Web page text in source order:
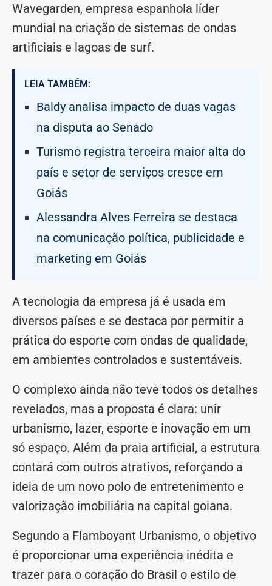
Wavegarden, empresa espanhola líder
mundial na criação de sistemas de ondas
artificiais e lagoas de surf.
LEIA TAMBÉM:
Baldy analisa impacto de duas vagas
na disputa ao Senado
Turismo registra terceira maior alta do
país e setor de serviços cresce em
Goiás
Alessandra Alves Ferreira se destaca
na comunicação política, publicidade e
marketing em Goiás
A tecnologia da empresa já é usada em
diversos países e se destaca por permitir a
prática do esporte com ondas de qualidade,
em ambientes controlados e sustentáveis.
O complexo ainda não teve todos os detalhes
revelados, mas a proposta é clara: unir
urbanismo, lazer, esporte e inovação em um
só espaço. Além da praia artificial, a estrutura
contará com outros atrativos, reforçando a
ideia de um novo polo de entretenimento e
valorização imobiliária na capital goiana.
Segundo a Flamboyant Urbanismo, o objetivo
é proporcionar uma experiência inédita e
trazer para o coração do Brasil o estilo de